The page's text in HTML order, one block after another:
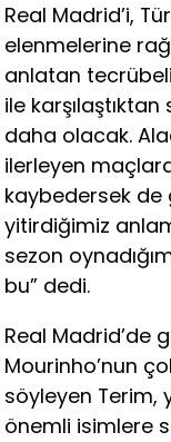
Real Madrid’i,
elenmelerine
anlatan
ile
daha olacak.
ilerleyen
kaybedersek de
yitirdiğimiz
sezon
bu” dedi.
Real Madrid’de
Mourinho’nun
söyleyen Terim,
önemli isimlere